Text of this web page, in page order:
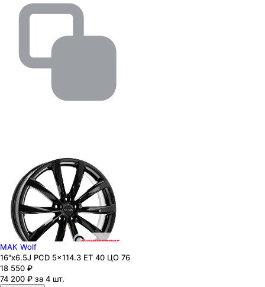
MAK Wolf
16"x6.5J PCD 5x114.3 ЕТ 40 ЦО 76
18 550 ₽
74 200 ₽ за 4 шт.